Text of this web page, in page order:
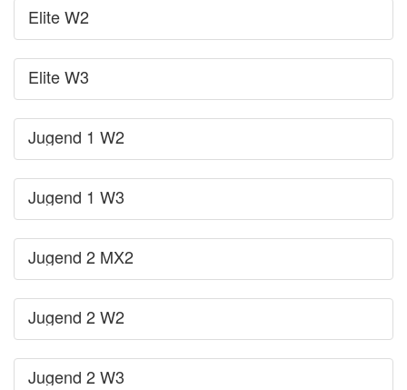
Elite W2
Elite W3
Jugend 1 W2
Jugend 1 W3
Jugend 2 MX2
Jugend 2 W2
Jugend 2 W3